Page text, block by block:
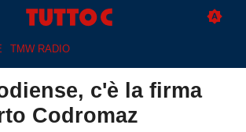
TMW RADIO
c'è la firma
Codromaz